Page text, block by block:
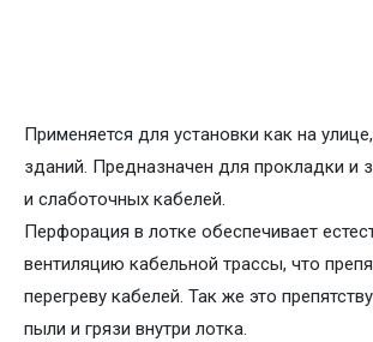
Применяется для установки как на
зданий. Предназначен для прокладки и
и слаботочных кабелей.
Перфорация в лотке обеспечивает
вентиляцию кабельной трассы, что
перегреву кабелей. Так же это
пыли и грязи внутри лотка.